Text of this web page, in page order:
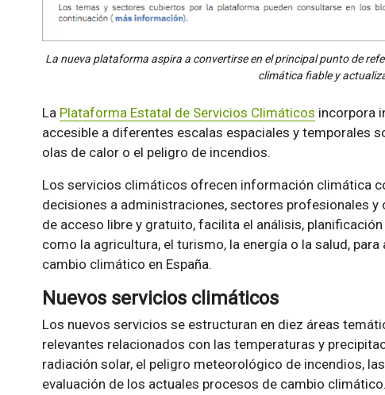
La nueva plataforma aspira a convertirse en el principal punto de
climática fiable y
La Plataforma Estatal de Servicios Climáticos incorpora
accesible a diferentes escalas espaciales y temporales
olas de calor o el peligro de incendios.
Los servicios climáticos ofrecen información climática
decisiones a administraciones, sectores profesionales y
de acceso libre y gratuito, facilita el análisis,
como la agricultura, el turismo, la energía o la salud,
cambio climático en España.
Nuevos servicios climáticos
Los nuevos servicios se estructuran en diez áreas
relevantes relacionados con las temperaturas y
radiación solar, el peligro meteorológico de incendios,
evaluación de los actuales procesos de cambio